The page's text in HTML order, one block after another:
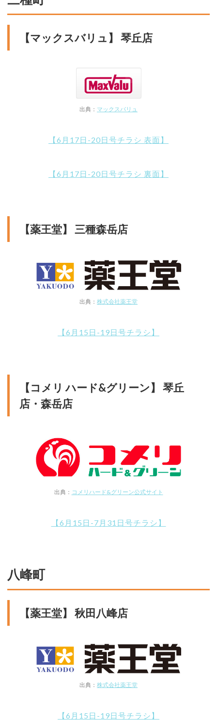
【マックスバリュ】 琴丘店
出典： マックスバリュ
【6月17日-20日号チラシ 表面】
【6月17日-20日号チラシ 裏面】
【薬王堂】 三種森岳店
出典： 株式会社薬王堂
【6月15日-19日号チラシ】
【コメリ ハード&グリーン】 琴丘
店・森岳店
出典： コメリハード&グリーン公式サイト
【6月15日-7月31日号チラシ】
八峰町
【薬王堂】 秋田八峰店
出典： 株式会社薬王堂
【6月15日-19日号チラシ】